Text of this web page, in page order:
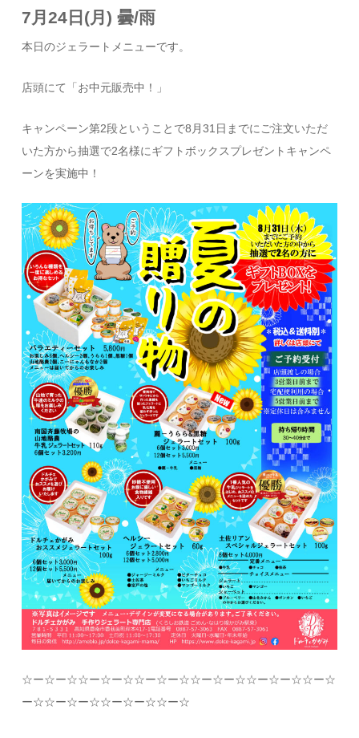
7月24日(月) 曇/雨
本日のジェラートメニューです。
店頭にて「お中元販売中！」
キャンペーン第2段ということで8月31日までにご注文いただ
いた方から抽選で2名様にギフトボックスプレゼントキャンペ
ーンを実施中！
☆ー☆ー☆☆ー☆ー☆☆ー☆ー☆☆ー☆ー☆☆ー☆ー☆☆ー☆
ー☆☆ー☆ー☆☆ー☆ー☆☆ー☆